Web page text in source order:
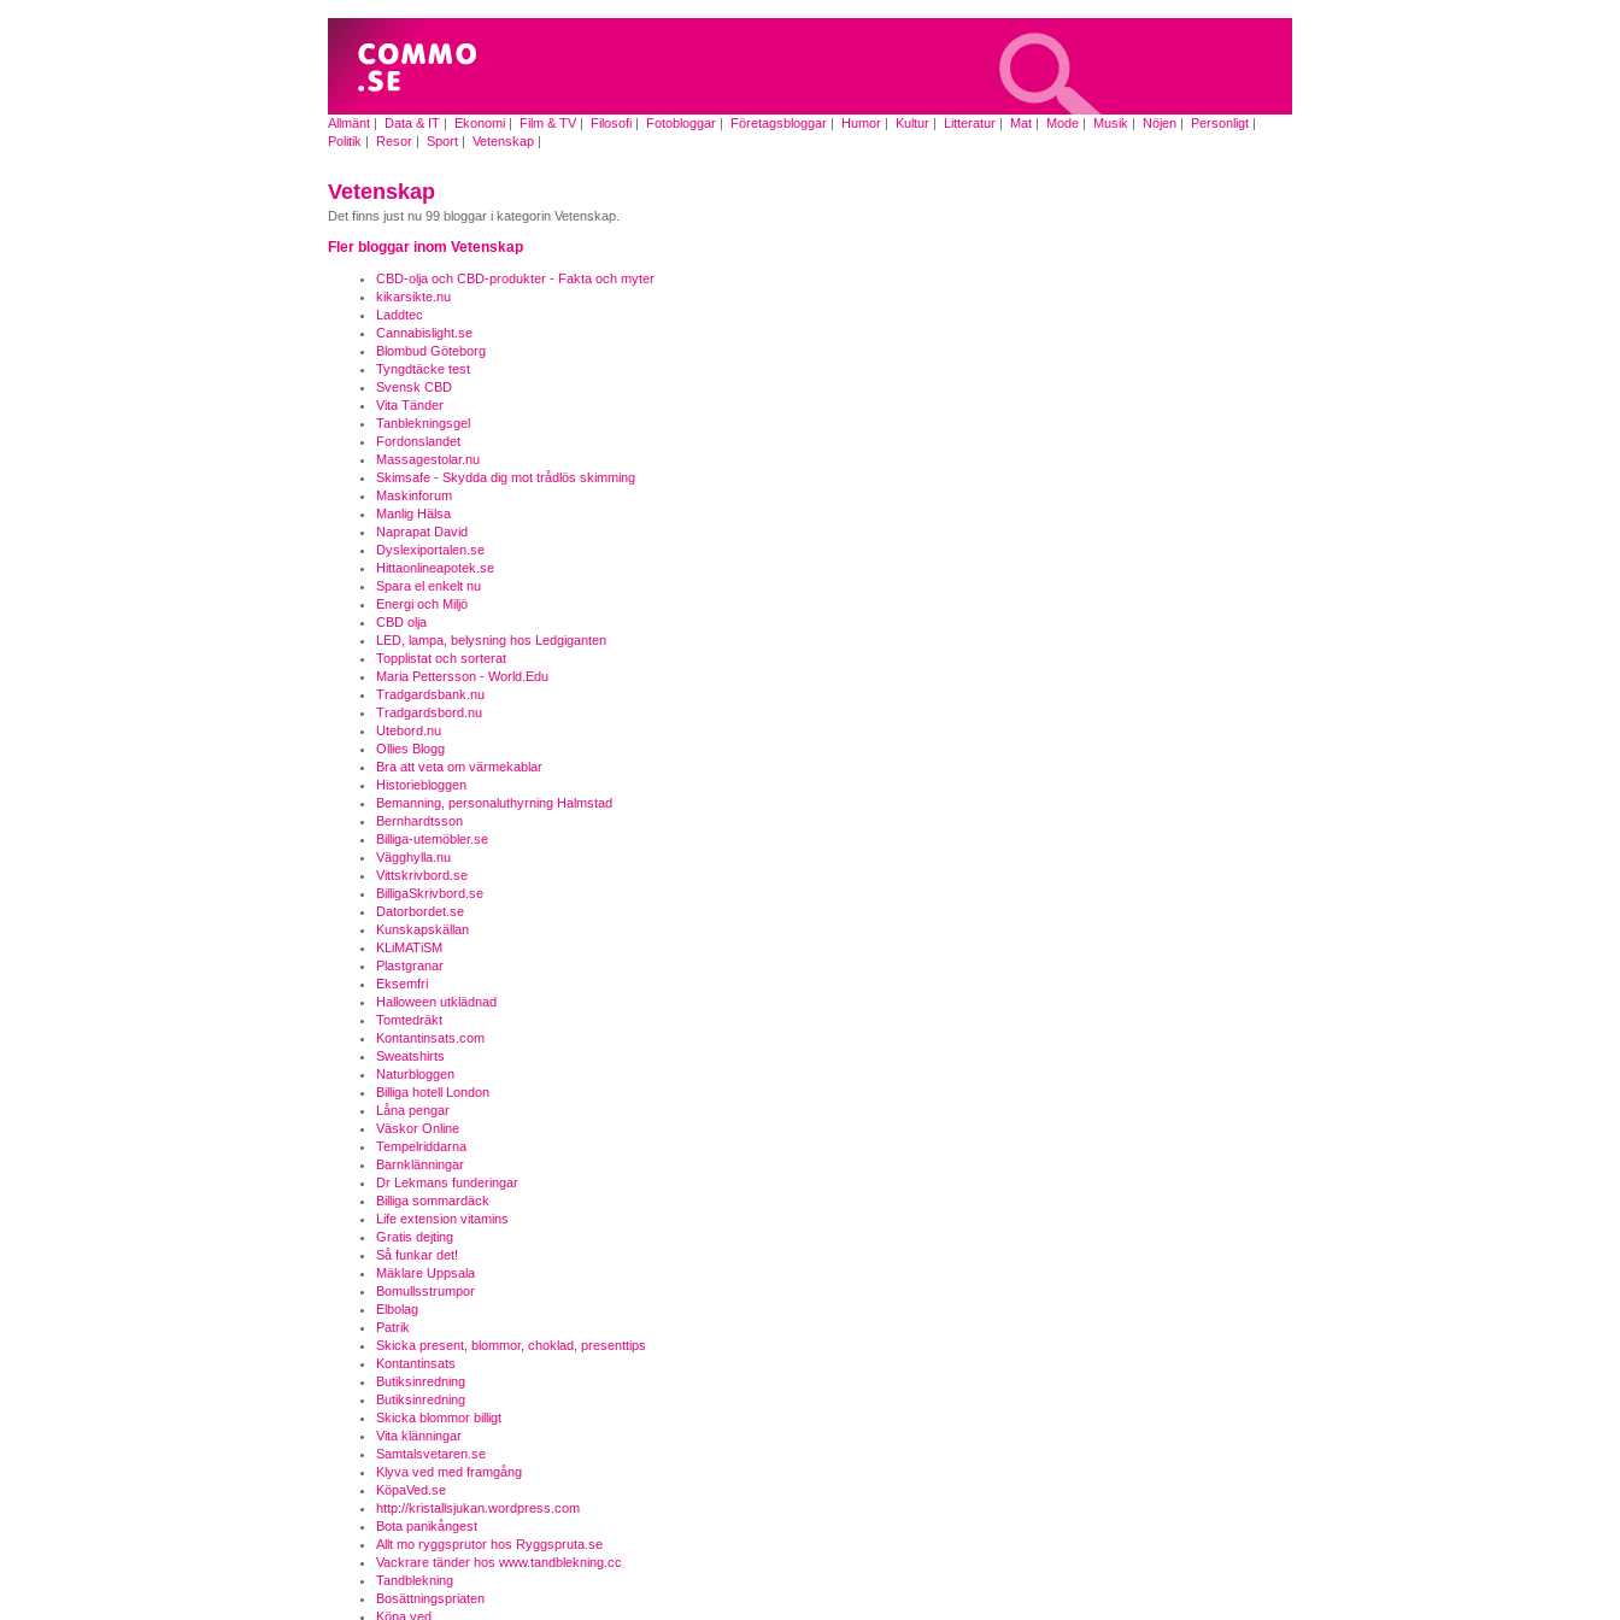
Allmänt | Data & IT | Ekonomi | Film & TV| Filosofi | Fotobloggar | Företagsbloggar | Humor | Kultur | Litteratur | Mat | Mode | Musik | Nöjen | Personligt |
Politik | Resor | Sport | Vetenskap |
Vetenskap
Det finns just nu 99 bloggar i kategorin Vetenskap.
Fler bloggar inom Vetenskap
CBD-olja och CBD-produkter - Fakta och myter
kikarsikte.nu
Laddtec
Cannabislight.se
Blombud Göteborg
Tyngdtäcke test
Svensk CBD
Vita Tänder
Tanblekningsgel
Fordonslandet
Massagestolar.nu
Skimsafe - Skydda dig mot trådlös skimming
Maskinforum
Manlig Hälsa
Naprapat David
Dyslexiportalen.se
Hittaonlineapotek.se
Spara el enkelt nu
Energi och Miljö
CBD olja
LED, lampa, belysning hos Ledgiganten
Topplistat och sorterat
Maria Pettersson - World.Edu
Tradgardsbank.nu
Tradgardsbord.nu
Utebord.nu
Ollies Blogg
Bra att veta om värmekablar
Historiebloggen
Bemanning, personaluthyrning Halmstad
Bernhardtsson
Billiga-utemöbler.se
Vägghylla.nu
Vittskrivbord.se
BilligaSkrivbord.se
Datorbordet.se
Kunskapskällan
KLiMATiSM
Plastgranar
Eksemfri
Halloween utklädnad
Tomtedräkt
Kontantinsats.com
Sweatshirts
Naturbloggen
Billiga hotell London
Låna pengar
Väskor Online
Tempelriddarna
Barnklänningar
Dr Lekmans funderingar
Billiga sommardäck
Life extension vitamins
Gratis dejting
Så funkar det!
Mäklare Uppsala
Bomullsstrumpor
Elbolag
Patrik
Skicka present, blommor, choklad, presenttips
Kontantinsats
Butiksinredning
Butiksinredning
Skicka blommor billigt
Vita klänningar
Samtalsvetaren.se
Klyva ved med framgång
KöpaVed.se
http://kristallsjukan.wordpress.com
Bota panikångest
Allt mo ryggsprutor hos Ryggspruta.se
Vackrare tänder hos www.tandblekning.cc
Tandblekning
Bosättningspriaten
Köpa ved